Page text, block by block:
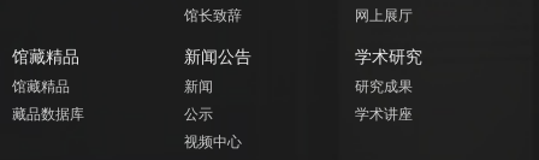
馆长致辞
网上展厅
馆藏精品
馆藏精品
藏品数据库
新闻公告
新闻
公示
视频中心
学术研究
研究成果
学术讲座